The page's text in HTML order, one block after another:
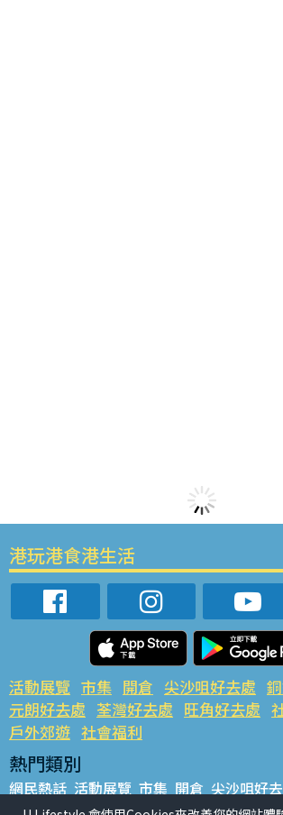
港玩港食港生活
活動展覽 市集 開倉 尖沙咀好去處
元朗好去處 荃灣好去處 旺角好去處
戶外郊遊 社會福利
熱門類別
網民熱話 活動展覽 市集 開倉 尖沙咀好
銅鑼灣好去處 元朗好去處 荃灣好去處 旺